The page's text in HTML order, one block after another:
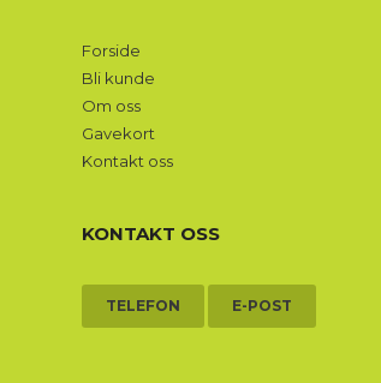
Forside
Bli kunde
Om oss
Gavekort
Kontakt oss
KONTAKT OSS
TELEFON E-POST